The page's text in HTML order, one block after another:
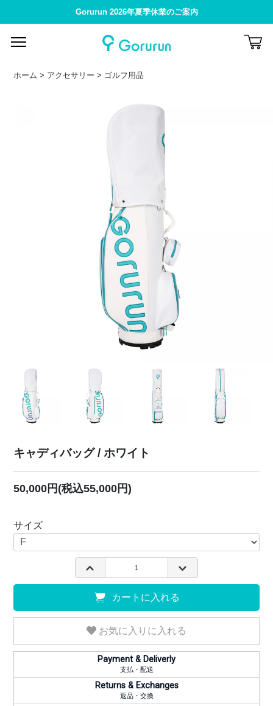
Gorurun 2026年夏季休業のご案内
ホーム > アクセサリー > ゴルフ用品
キャディバッグ / ホワイト
50,000円(税込55,000円)
サイズ
カートに入れる
お気に入りに入れる
Payment & Deliverly
支払・配送
Returns & Exchanges
返品・交換